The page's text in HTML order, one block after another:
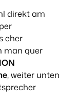
direkt am
eher
man quer
, weiter unten